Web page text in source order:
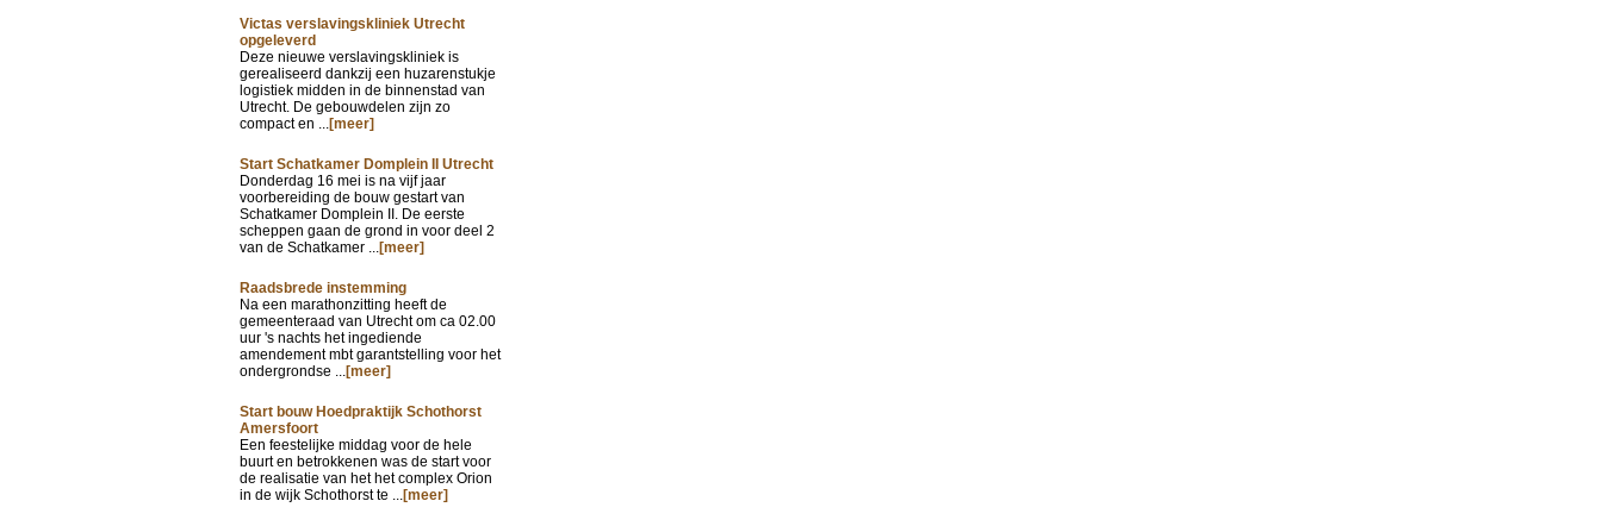
Victas verslavingskliniek Utrecht
opgeleverd
Deze nieuwe verslavingskliniek is
gerealiseerd dankzij een huzarenstukje
logistiek midden in de binnenstad van
Utrecht. De gebouwdelen zijn zo
compact en ...[meer]
Start Schatkamer Domplein II Utrecht
Donderdag 16 mei is na vijf jaar
voorbereiding de bouw gestart van
Schatkamer Domplein II. De eerste
scheppen gaan de grond in voor deel 2
van de Schatkamer ...[meer]
Raadsbrede instemming
Na een marathonzitting heeft de
gemeenteraad van Utrecht om ca 02.00
uur 's nachts het ingediende
amendement mbt garantstelling voor het
ondergrondse ...[meer]
Start bouw Hoedpraktijk Schothorst
Amersfoort
Een feestelijke middag voor de hele
buurt en betrokkenen was de start voor
de realisatie van het het complex Orion
in de wijk Schothorst te ...[meer]